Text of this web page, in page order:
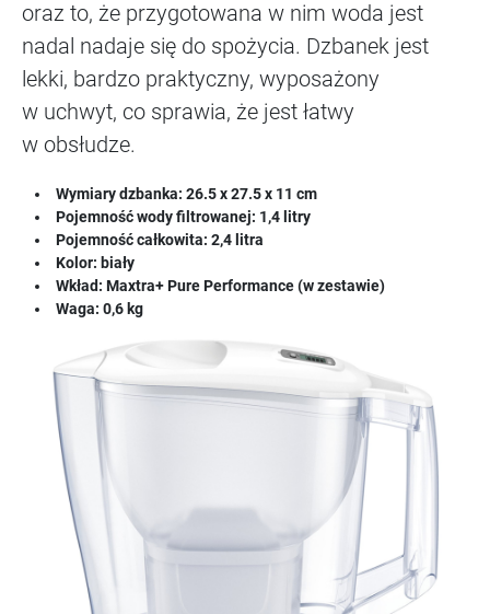
oraz to, że przygotowana w nim woda jest
nadal nadaje się do spożycia. Dzbanek jest
lekki, bardzo praktyczny, wyposażony
w uchwyt, co sprawia, że jest łatwy
w obsłudze.
Wymiary dzbanka: 26.5 x 27.5 x 11 cm
Pojemność wody filtrowanej: 1,4 litry
Pojemność całkowita: 2,4 litra
Kolor: biały
Wkład: Maxtra+ Pure Performance (w zestawie)
Waga: 0,6 kg